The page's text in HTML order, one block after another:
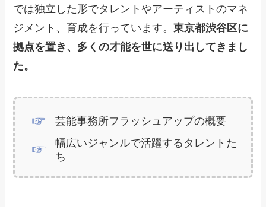
では独立した形でタレントやアーティストのマネ
ジメント、育成を行っています。東京都渋谷区に
拠点を置き、多くの才能を世に送り出してきまし
た。
芸能事務所フラッシュアップの概要
幅広いジャンルで活躍するタレントた
ち